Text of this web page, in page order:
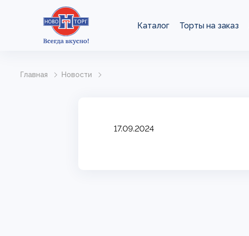
Каталог Торты на заказ
Главная Новости
17.09.2024